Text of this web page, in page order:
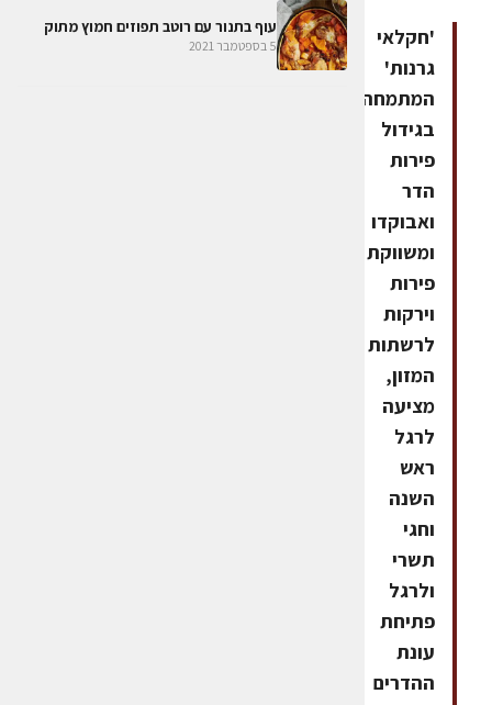
'חקלאי
גרנות'
המתמחה
בגידול
פירות
הדר
ואבוקדו
ומשווקת
פירות
וירקות
לרשתות
המזון,
מציעה
לרגל
ראש
השנה
וחגי
תשרי
ולרגל
פתיחת
עונת
ההדרים
עוף בתנור עם רוטב תפוזים חמוץ מתוק
5 בספטמבר 2021